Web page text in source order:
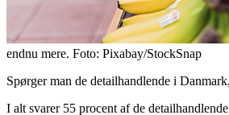
endnu mere. Foto: Pixabay/StockSnap
Spørger man de detailhandlende i
I alt svarer 55 procent af de